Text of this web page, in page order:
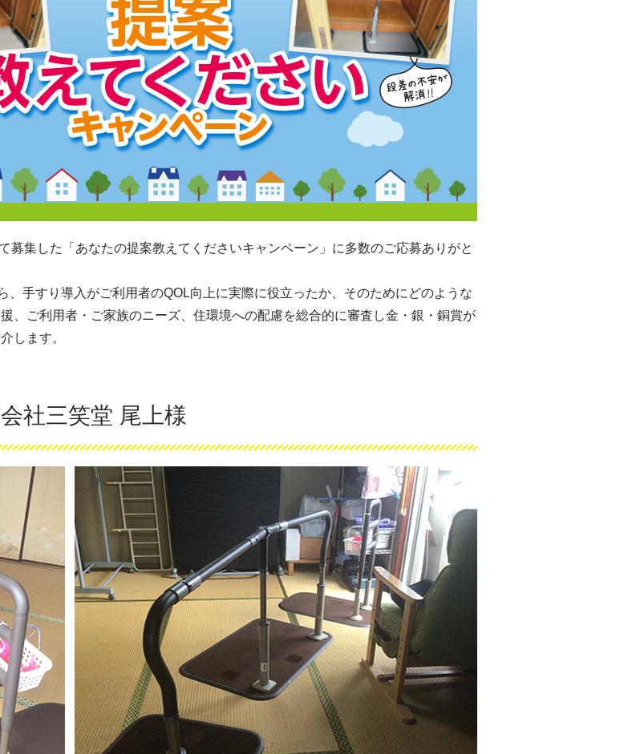
募集した「あなたの提案教えてくださいキャンペーン」に多数のご応募ありがと
、手すり導入がご利用者のQOL向上に実際に役立ったか、そのためにどのような
、ご利用者・ご家族のニーズ、住環境への配慮を総合的に審査し金・銀・銅賞が
します。
社三笑堂 尾上様